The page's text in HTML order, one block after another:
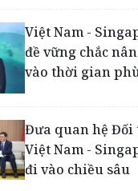
Việt Nam -
đề vững chắc
vào thời gian
Đưa quan hệ Đối
Việt Nam -
đi vào chiều sâu